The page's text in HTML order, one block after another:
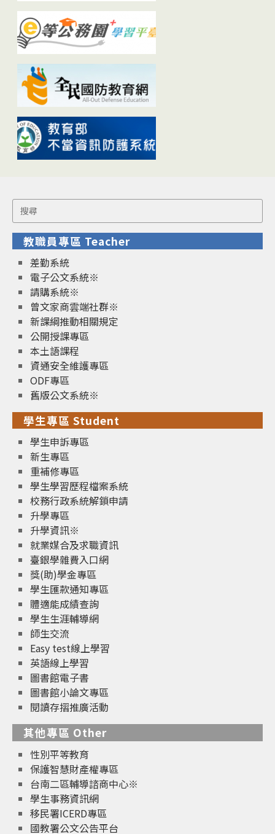
Search
for:
教職員專區 Teacher
差勤系統
電子公文系統※
請購系統※
曾文家商雲端社群※
新課綱推動相關規定
公開授課專區
本土語課程
資通安全維護專區
ODF專區
舊版公文系統※
學生專區 Student
學生申訴專區
新生專區
重補修專區
學生學習歷程檔案系統
校務行政系統解鎖申請
升學專區
升學資訊※
就業媒合及求職資訊
臺銀學雜費入口網
獎(助)學金專區
學生匯款通知專區
體適能成績查詢
學生生涯輔導網
師生交流
Easy test線上學習
英語線上學習
圖書館電子書
圖書館小論文專區
閱讀存摺推廣活動
其他專區 Other
性別平等教育
保護智慧財產權專區
台南二區輔導諮商中心※
學生事務資訊網
移民署ICERD專區
國教署公文公告平台